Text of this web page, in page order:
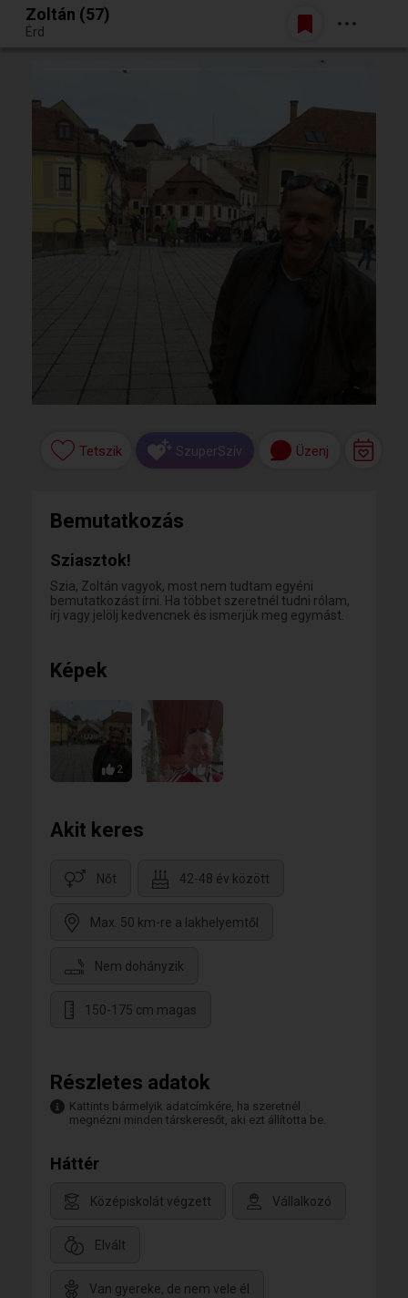
Egy jó randiból bármi lehet.
Belépés
Zoltán (57)
Érd
Tetszik SzuperSzív Üzenj
Bemutatkozás
Sziasztok!
Szia, Zoltán vagyok, most nem tudtam egyéni
bemutatkozást írni. Ha többet szeretnél tudni rólam,
írj vagy jelölj kedvencnek és ismerjük meg egymást.
Képek
2 1
Akit keres
Nőt 42-48 év között
Max. 50 km-re a lakhelyemtől
Nem dohányzik
150-175 cm magas
Részletes adatok
Kattints bármelyik adatcímkére, ha szeretnél
megnézni minden társkeresőt, aki ezt állította be.
Háttér
Középiskolát végzett Vállalkozó
Elvált
Van gyereke, de nem vele él